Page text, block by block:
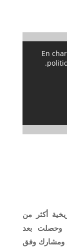
En
أكثر من
وحصلت بعد
كل متابع ومشارك وفق